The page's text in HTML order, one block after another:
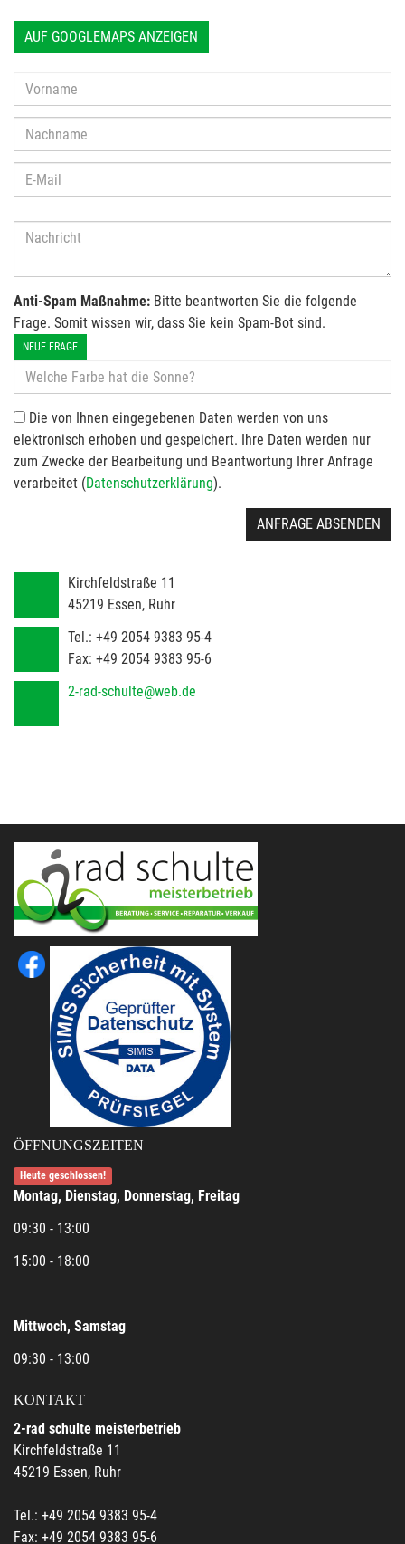
AUF GOOGLEMAPS ANZEIGEN
Anti-Spam Maßnahme: Bitte beantworten Sie die folgende
Frage. Somit wissen wir, dass Sie kein Spam-Bot sind.
NEUE FRAGE
Die von Ihnen eingegebenen Daten werden von uns
elektronisch erhoben und gespeichert. Ihre Daten werden nur
zum Zwecke der Bearbeitung und Beantwortung Ihrer Anfrage
verarbeitet (Datenschutzerklärung).
ANFRAGE ABSENDEN
Kirchfeldstraße 11
45219 Essen, Ruhr
Tel.: +49 2054 9383 95-4
Fax: +49 2054 9383 95-6
2-rad-schulte@web.de
ÖFFNUNGSZEITEN
Heute geschlossen!
Montag, Dienstag, Donnerstag, Freitag
09:30 - 13:00
15:00 - 18:00
Mittwoch, Samstag
09:30 - 13:00
KONTAKT
2-rad schulte meisterbetrieb
Kirchfeldstraße 11
45219 Essen, Ruhr
Tel.: +49 2054 9383 95-4
Fax: +49 2054 9383 95-6